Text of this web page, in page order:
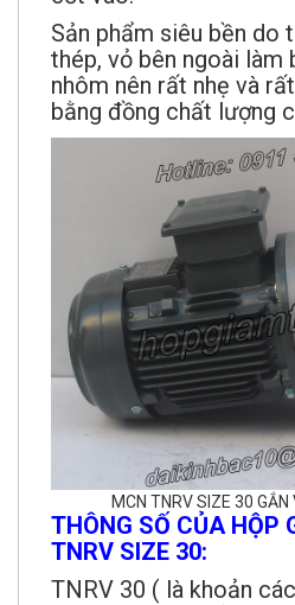
Sản phẩm siêu bền do
thép, vỏ bên ngoài làm
nhôm nên rất nhẹ và
bằng đồng chất lượng
MCN TNRV SIZE 30 GẮN
THÔNG SỐ CỦA HỘP
TNRV SIZE 30:
TNRV 30 ( là khoản